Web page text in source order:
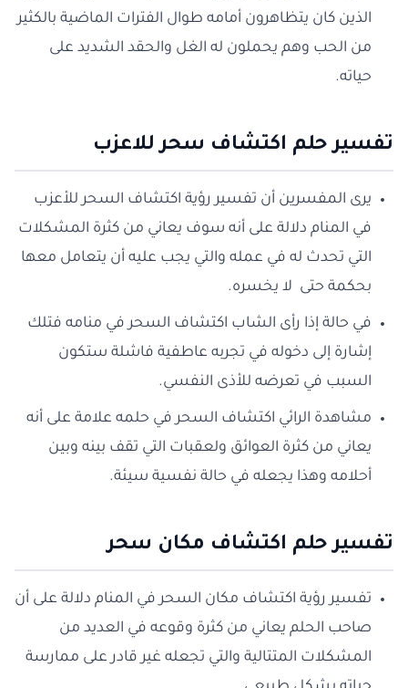
الذين كان يتظاهرون أمامه طوال الفترات الماضية بالكثير
من الحب وهم يحملون له الغل والحقد الشديد على
حياته.
تفسير حلم اكتشاف سحر للاعزب
يرى المفسرين أن تفسير رؤية اكتشاف السحر للأعزب
في المنام دلالة على أنه سوف يعاني من كثرة المشكلات
التي تحدث له في عمله والتي يجب عليه أن يتعامل معها
بحكمة حتى لا يخسره.
في حالة إذا رأى الشاب اكتشاف السحر في منامه فتلك
إشارة إلى دخوله في تجربه عاطفية فاشلة ستكون
السبب في تعرضه للأذى النفسي.
مشاهدة الرائي اكتشاف السحر في حلمه علامة على أنه
يعاني من كثرة العوائق ولعقبات التي تقف بينه وبين
أحلامه وهذا يجعله في حالة نفسية سيئة.
تفسير حلم اكتشاف مكان سحر
تفسير رؤية اكتشاف مكان السحر في المنام دلالة على أن
صاحب الحلم يعاني من كثرة وقوعه في العديد من
المشكلات المتتالية والتي تجعله غير قادر على ممارسة